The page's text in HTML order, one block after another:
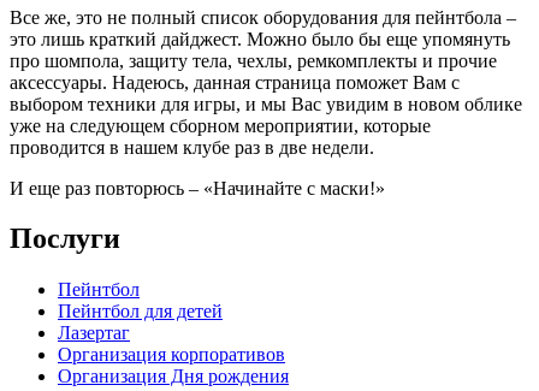
Все же, это не полный список оборудования для пейнтбола –
это лишь краткий дайджест. Можно было бы еще упомянуть
про шомпола, защиту тела, чехлы, ремкомплекты и прочие
аксессуары. Надеюсь, данная страница поможет Вам с
выбором техники для игры, и мы Вас увидим в новом облике
уже на следующем сборном мероприятии, которые
проводится в нашем клубе раз в две недели.
И еще раз повторюсь – «Начинайте с маски!»
Послуги
Пейнтбол
Пейнтбол для детей
Лазертаг
Организация корпоративов
Организация Дня рождения